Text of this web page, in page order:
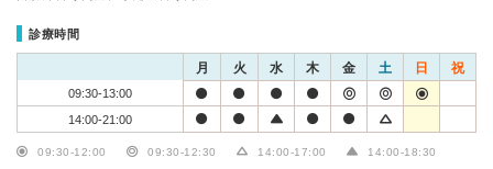
診療時間
月 火 水 木 金 土 日 祝
09:30-13:00
14:00-21:00
09:30-12:00 09:30-12:30 14:00-17:00 14:00-18:30